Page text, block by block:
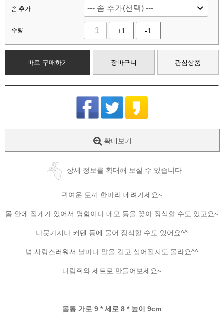
솜 추가
수량 +1 -1
바로 구매하기 장바구니 관심상품
확대보기
상세 정보를 확대해 보실 수 있습니다
귀여운 토끼 한마리 데려가세요~
몸 안에 집게가 있어서 명함이나 메모 등을 꽂아 장식할 수도 있고요~
나뭇가지나 커텐 등에 물어 장식할 수도 있어요^^
넘 사랑스러워서 날마다 말을 걸고 싶어질지도 몰라요^^
다람쥐와 세트로 만들어보세요~
몸통 가로 9 * 세로 8 * 높이 9cm